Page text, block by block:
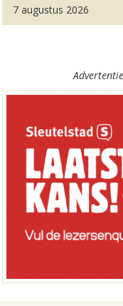
7 augustus 2026
Advertentie